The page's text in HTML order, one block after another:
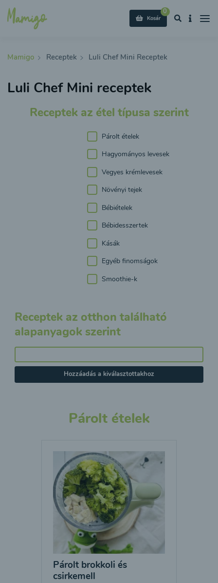
0
Kosár
Mamigo Receptek Luli Chef Mini Receptek
Luli Chef Mini receptek
Receptek az étel típusa szerint
Párolt ételek
Hagyományos levesek
Vegyes krémlevesek
Növényi tejek
Bébiételek
Bébidesszertek
Kásák
Egyéb finomságok
Smoothie-k
Receptek az otthon található
alapanyagok szerint
Hozzáadás a kiválasztottakhoz
Párolt ételek
Párolt brokkoli és
csirkemell